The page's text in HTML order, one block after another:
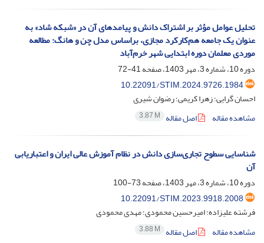
تحلیل عوامل مؤثر بر اشتراک دانش و پیامدهای آن در «شبکه‌ شاد» به
عنوان یک جامعه‌ هم‌کارکرد مجازی، براساس مدل چن و هانگ: مطالعه‌
موردی معلمان دوره‌ ابتدایی شهر خرم‌آباد
دوره 10، شماره 3، مهر 1403، صفحه
41-72
10.22091/STIM.2024.9726.1984
احسان گرایی؛ زهرا کریمی؛ رضوان شیری
مشاهده مقاله
اصل مقاله 3.87 M
شناسایی سطوح تجاری‌‌سازی دانش در نظام آموزش عالی ایران و اعتباریابی
آن
دوره 10، شماره 3، مهر 1403، صفحه
73-100
10.22091/STIM.2023.9918.2008
فرشته علیزاده؛ امیرحسین محمودی؛ مهدی محمودی
مشاهده مقاله
اصل مقاله 3.88 M